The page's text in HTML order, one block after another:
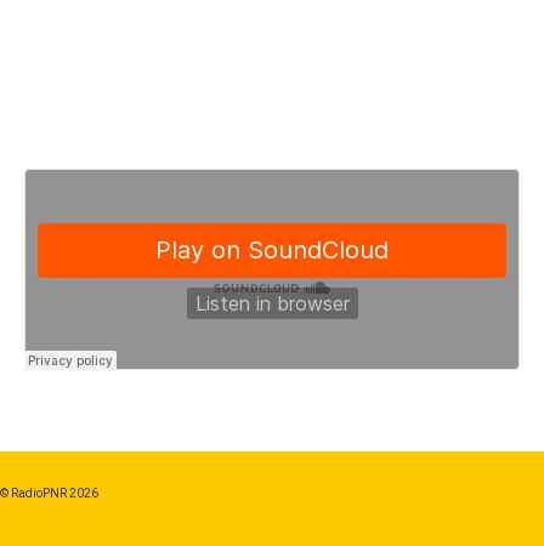
© RadioPNR 2026